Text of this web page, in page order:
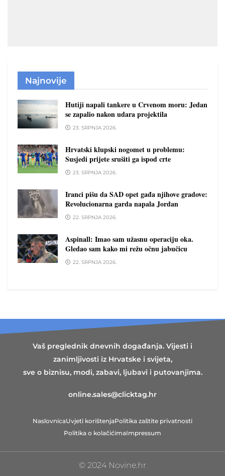
Najnovije
Hutiji napali tankere u Crvenom moru: Jedan
se zapalio nakon udara projektila
23. SRPNJA 2026.
Hrvatski klupski nogomet u problemu:
Susjedi prijete srušiti ga ispod crte
23. SRPNJA 2026.
Iranci pišu da SAD opet gađa njihove gradove:
Revolucionarna garda napala Jordan
22. SRPNJA 2026.
Aspinall: Imao sam užasnu operaciju oka.
Gledao sam kako mi režu očnu jabučicu
22. SRPNJA 2026.
Vaš preglednik dnevnih događanja. Vijesti i
zanimljivosti iz Hrvatske i svijeta,
sve o biznisu, modi, zabavi, ljubavi i putovanjima.
online.sales@clicktag.hr
NaslovnicaUvjeti korištenjaPolitika zaštite privatnosti
Politika o kolačićimaImpressum
© 2024 Novine.hr